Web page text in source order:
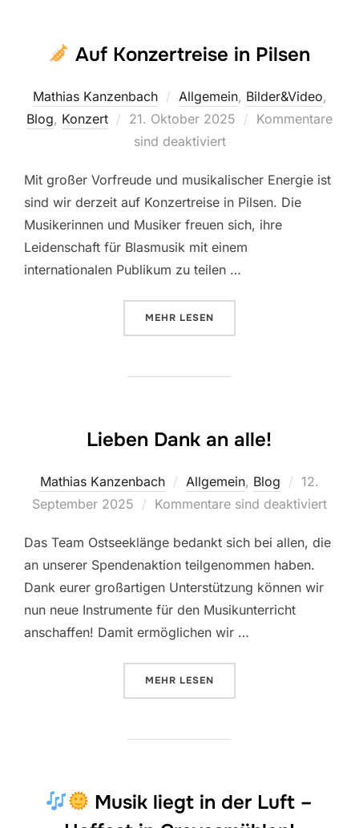
Auf Konzertreise in Pilsen
Mathias Kanzenbach Allgemein, Bilder&Video,
Blog, Konzert
Veröffentlicht
am
21. Oktober 2025
Kommentare
sind deaktiviert
Mit großer Vorfreude und musikalischer Energie ist
sind wir derzeit auf Konzertreise in Pilsen. Die
Musikerinnen und Musiker freuen sich, ihre
Leidenschaft für Blasmusik mit einem
internationalen Publikum zu teilen …
MEHR ÜBER „
LESEN
Lieben Dank an alle!
Mathias Kanzenbach Allgemein, Blog
am
12.
September 2025
Kommentare sind deaktiviert
Das Team Ostseeklänge bedankt sich bei allen, die
an unserer Spendenaktion teilgenommen haben.
Dank eurer großartigen Unterstützung können wir
nun neue Instrumente für den Musikunterricht
anschaffen! Damit ermöglichen wir …
MEHR ÜBER „LIEBEN DANK AN ALLE!“
LESEN
Musik liegt in der Luft –